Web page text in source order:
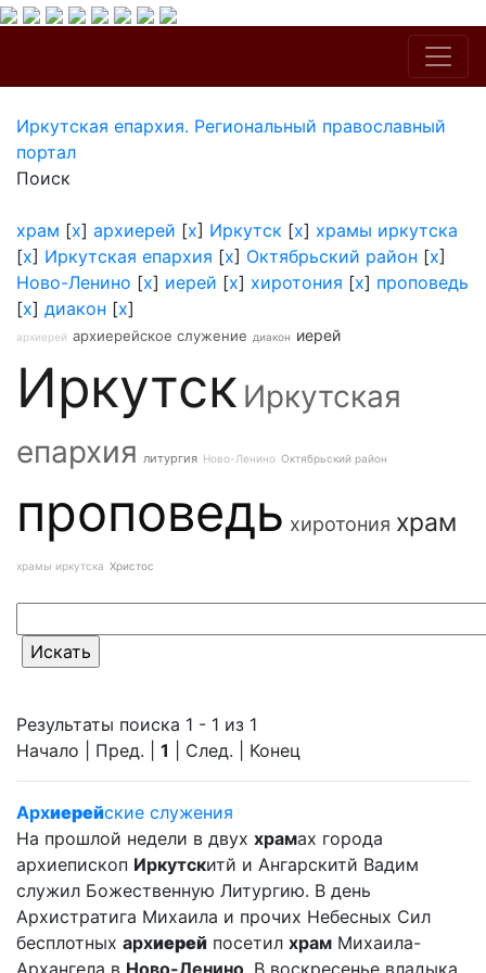
Иркутская епархия. Региональный православный
портал
Поиск
храм [x] архиерей [x] Иркутск [x] храмы иркутска
[x] Иркутская епархия [x] Октябрьский район [x]
Ново-Ленино [x] иерей [x] хиротония [x] проповедь
[x] диакон [x]
архиерей архиерейское служение диакон иерей
Иркутск Иркутская
епархия литургия Ново-Ленино Октябрьский район
проповедь хиротония храм
храмы иркутска Христос
Результаты поиска 1 - 1 из 1
Начало | Пред. | 1 | След. | Конец
Архиерейские служения
На прошлой недели в двух храмах города
архиепископ Иркутскитй и Ангарскитй Вадим
служил Божественную Литургию. В день
Архистратига Михаила и прочих Небесных Сил
бесплотных архиерей посетил храм Михаила-
Архангела в Ново-Ленино . В воскресенье владыка